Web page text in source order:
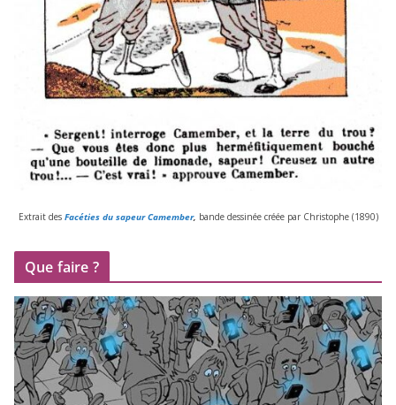
Extrait desFacéties du sapeur Camember, bande des­si­née créée par Christophe (1890)
Que faire ?